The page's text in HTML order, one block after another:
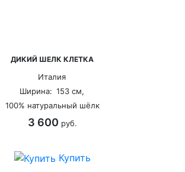
ДИКИЙ ШЕЛК КЛЕТКА
Италия
Ширина: 153 см,
100% натуральный шёлк
3 600руб.
Купить